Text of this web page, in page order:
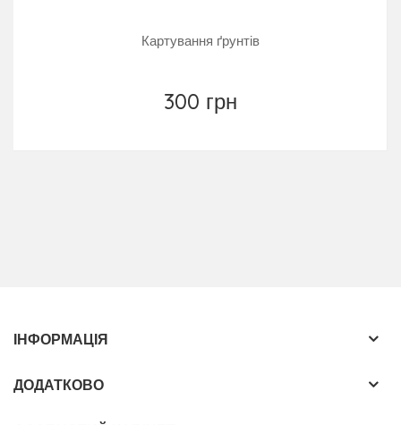
Картування ґрунтів
300 грн
ІНФОРМАЦІЯ
ДОДАТКОВО